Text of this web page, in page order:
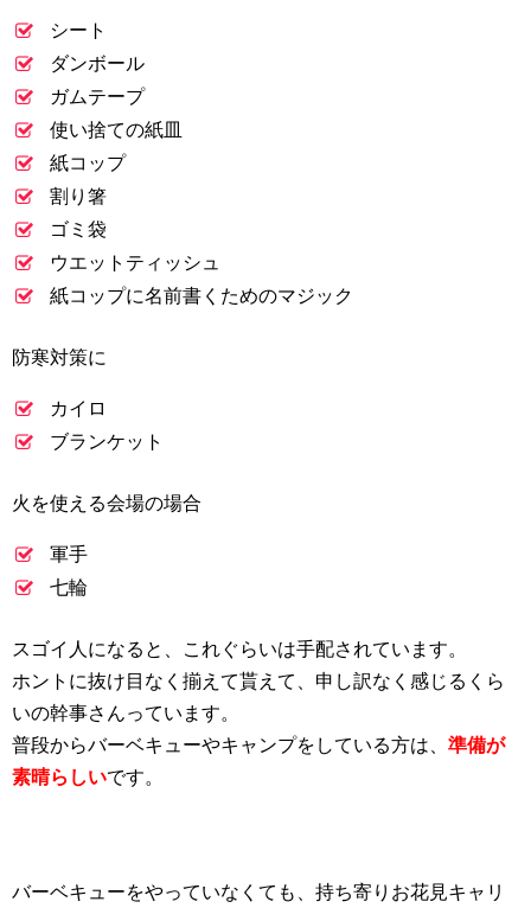
シート
ダンボール
ガムテープ
使い捨ての紙皿
紙コップ
割り箸
ゴミ袋
ウエットティッシュ
紙コップに名前書くためのマジック
防寒対策に
カイロ
ブランケット
火を使える会場の場合
軍手
七輪
スゴイ人になると、これぐらいは手配されています。
ホントに抜け目なく揃えて貰えて、申し訳なく感じるくら
いの幹事さんっています。
普段からバーベキューやキャンプをしている方は、 準備が
素晴らしいです。
バーベキューをやっていなくても、持ち寄りお花見キャリ